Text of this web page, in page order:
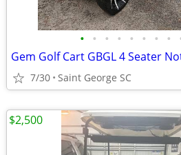
• • • • • • • •
Gem Golf Cart GBGL 4 Seater
7/30 Saint George SC
$2,500